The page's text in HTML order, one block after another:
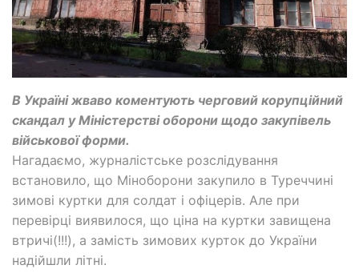
В Україні жваво коментують черговий корупційний
скандал у Міністерстві оборони щодо закупівель
військової форми.
Нагадаємо, журналістське розслідування
встановило, що Міноборони закупило в Туреччині
зимові куртки для солдат і офіцерів. Але при
перевірці виявилося, що ціна на куртки завищена
втричі(!!!), а замість зимових курток до України
надійшли літні.